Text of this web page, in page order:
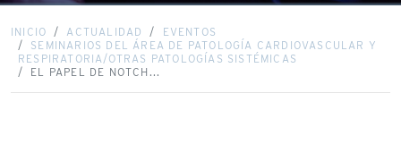
INICIO ACTUALIDAD
EVENTOS
SEMINARIOS DEL ÁREA DE PATOLOGÍA CARDIOVASCULAR Y
RESPIRATORIA/OTRAS PATOLOGÍAS SISTÉMICAS
EL PAPEL DE NOTCH...